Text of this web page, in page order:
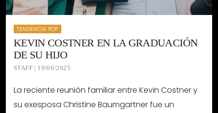
TENDENCIA POP
KEVIN COSTNER EN LA GRADUACIÓN
DE SU HIJO
STAFF | 19/06/2025
La reciente reunión familiar entre Kevin Costner y
su exesposa Christine Baumgartner fue un